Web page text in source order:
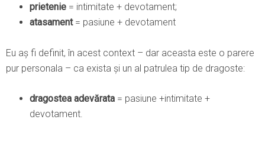
prietenie = intimitate + devotament;
atasament= pasiune + devotament
Eu aș fi definit, în acest context – dar aceasta este o parere
pur personala – ca exista și un al patrulea tip de dragoste:
dragostea adevărata = pasiune +intimitate +
devotament.